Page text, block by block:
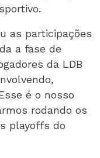
as participações
a fase de
da LDB
é o nosso
rodando os
playoffs do